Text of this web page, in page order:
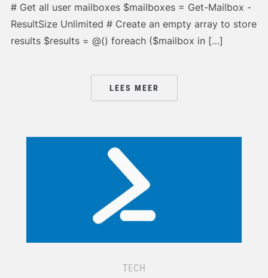
# Get all user mailboxes $mailboxes = Get-Mailbox -
ResultSize Unlimited # Create an empty array to store
results $results = @() foreach ($mailbox in […]
LEES MEER
TECH